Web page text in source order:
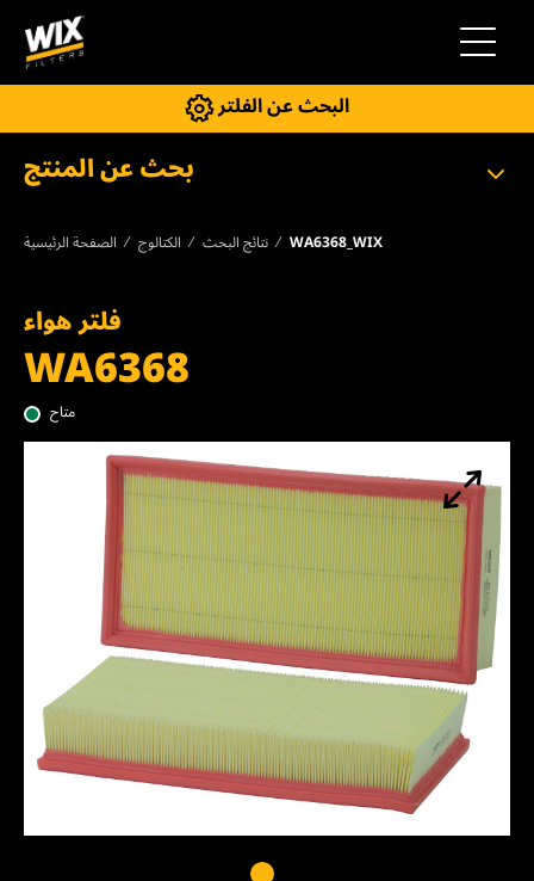
التنقل
البحث عن الفلتر
بحث عن المنتج
الصفحة الرئيسية الكتالوج نتائج البحث WA6368_WIX
فلتر هواء
WA6368
متاح